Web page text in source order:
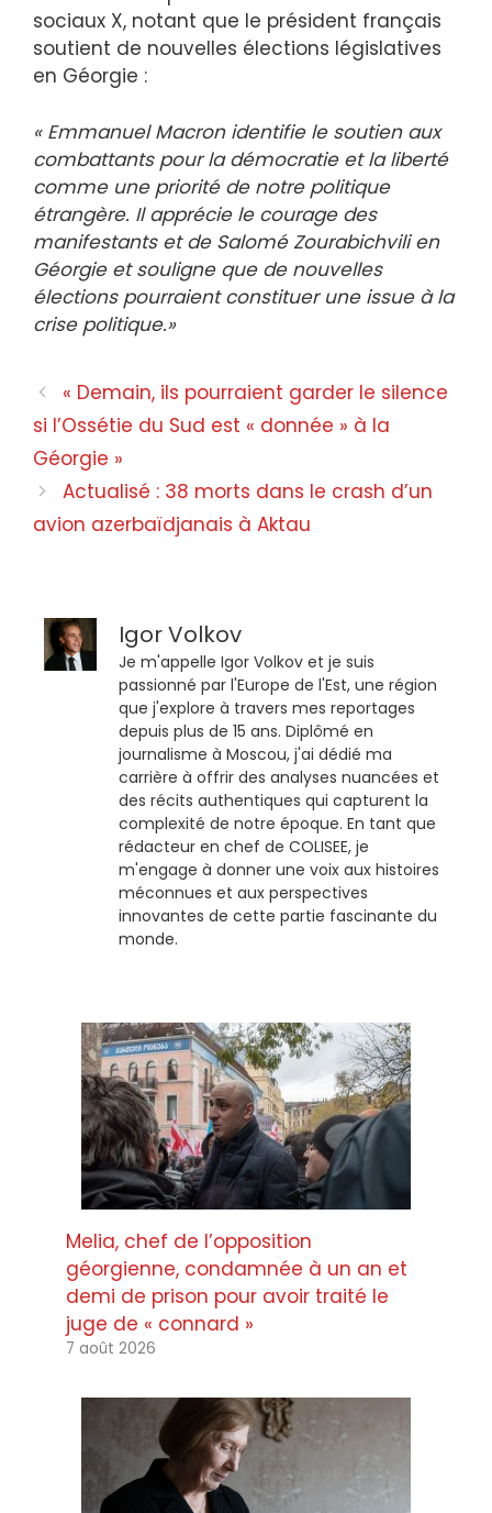
sociaux X, notant que le président français
soutient de nouvelles élections législatives
en Géorgie :
« Emmanuel Macron identifie le soutien aux
combattants pour la démocratie et la liberté
comme une priorité de notre politique
étrangère. Il apprécie le courage des
manifestants et de Salomé Zourabichvili en
Géorgie et souligne que de nouvelles
élections pourraient constituer une issue à la
crise politique.»
« Demain, ils pourraient garder le silence
si l’Ossétie du Sud est « donnée » à la
Géorgie »
Actualisé : 38 morts dans le crash d’un
avion azerbaïdjanais à Aktau
Igor Volkov
Je m'appelle Igor Volkov et je suis
passionné par l'Europe de l'Est, une région
que j'explore à travers mes reportages
depuis plus de 15 ans. Diplômé en
journalisme à Moscou, j'ai dédié ma
carrière à offrir des analyses nuancées et
des récits authentiques qui capturent la
complexité de notre époque. En tant que
rédacteur en chef de COLISEE, je
m'engage à donner une voix aux histoires
méconnues et aux perspectives
innovantes de cette partie fascinante du
monde.
Melia, chef de l’opposition
géorgienne, condamnée à un an et
demi de prison pour avoir traité le
juge de « connard »
7 août 2026